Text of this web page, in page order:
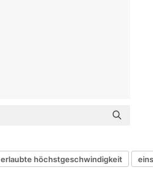
erlaubte höchstgeschwindigkeit